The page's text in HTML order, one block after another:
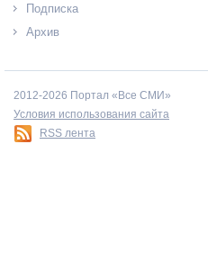
Подписка
Архив
2012-2026 Портал «Все СМИ»
Условия использования сайта
RSS лента